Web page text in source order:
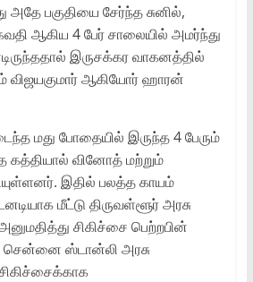
அதே பகுதியை சேர்ந்த சுனில்,
ஆகிய 4 பேர் சாலையில் அமர்ந்து
இருசக்கர வாகனத்தில்
விஜயகுமார் ஆகியோர் ஹாரன்
மது போதையில் இருந்த 4 பேரும்
கத்தியால் வினோத் மற்றும்
இதில் பலத்த காயம்
மீட்டு திருவள்ளூர் அரசு
சிகிச்சை பெற்றபின்
சென்னை ஸ்டான்லி அரசு